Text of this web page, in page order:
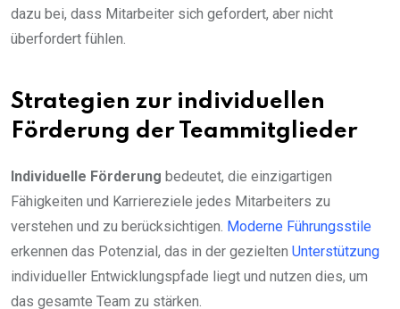
dazu bei, dass Mitarbeiter sich gefordert, aber nicht
überfordert fühlen.
Strategien zur individuellen
Förderung der Teammitglieder
Individuelle Förderung bedeutet, die einzigartigen
Fähigkeiten und Karriereziele jedes Mitarbeiters zu
verstehen und zu berücksichtigen. Moderne Führungsstile
erkennen das Potenzial, das in der gezielten Unterstützung
individueller Entwicklungspfade liegt und nutzen dies, um
das gesamte Team zu stärken.